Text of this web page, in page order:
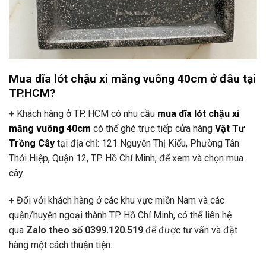
Mua dĩa lót chậu xi măng vuông 40cm ở đâu tại
TP.HCM?
+ Khách hàng ở TP. HCM có nhu cầu mua dĩa lót chậu xi
măng vuông 40cm có thể ghé trực tiếp cửa hàng Vật Tư
Trồng Cây tại địa chỉ: 121 Nguyễn Thị Kiểu, Phường Tân
Thới Hiệp, Quận 12, TP. Hồ Chí Minh, để xem và chọn mua
cây.
+ Đối với khách hàng ở các khu vực miền Nam và các
quận/huyện ngoại thành TP. Hồ Chí Minh, có thể liên hệ
qua Zalo theo số 0399.120.519 để được tư vấn và đặt
hàng một cách thuận tiện.